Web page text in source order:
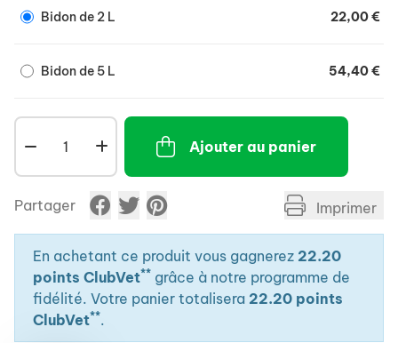
Bidon de 2 L 22,00 €
Bidon de 5 L 54,40 €
Ajouter au panier
Partager Imprimer
En achetant ce produit vous gagnerez 22.20
points ClubVet** grâce à notre programme de
fidélité. Votre panier totalisera 22.20 points
ClubVet**.